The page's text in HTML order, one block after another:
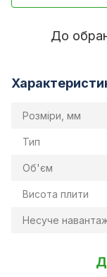
До
Розміри, мм
Тип
Об'єм
Висота плити
Несуче